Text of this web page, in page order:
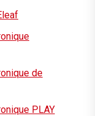
de
PLAY